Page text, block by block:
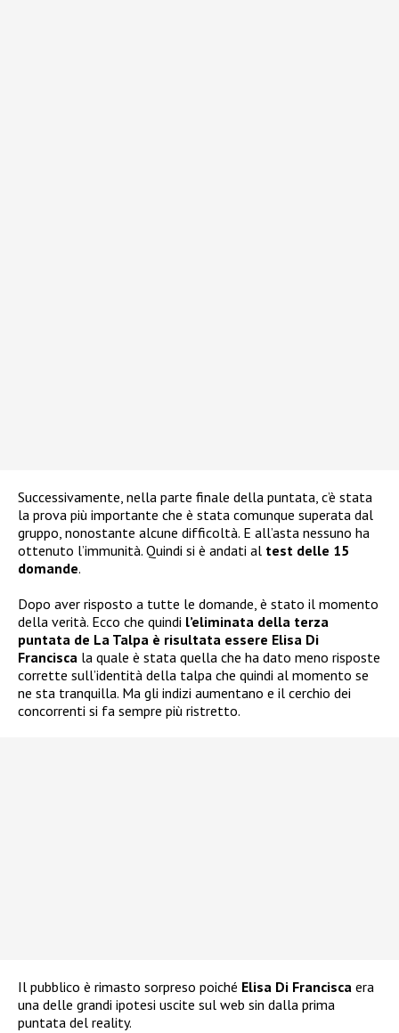
Successivamente, nella parte finale della puntata, c’è stata
la prova più importante che è stata comunque superata dal
gruppo, nonostante alcune difficoltà. E all’asta nessuno ha
ottenuto l’immunità. Quindi si è andati al test delle 15
domande.
Dopo aver risposto a tutte le domande, è stato il momento
della verità. Ecco che quindi l’eliminata della terza
puntata de La Talpa è risultata essere Elisa Di
Francisca la quale è stata quella che ha dato meno risposte
corrette sull’identità della talpa che quindi al momento se
ne sta tranquilla. Ma gli indizi aumentano e il cerchio dei
concorrenti si fa sempre più ristretto.
Il pubblico è rimasto sorpreso poiché Elisa Di Francisca era
una delle grandi ipotesi uscite sul web sin dalla prima
puntata del reality.